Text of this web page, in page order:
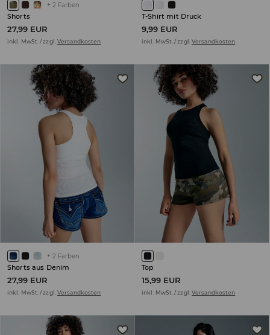
+ 2 Farben
Shorts
27,99 EUR
inkl. MwSt. / zzgl. Versandkosten
T-Shirt mit Druck
9,99 EUR
inkl. MwSt. / zzgl. Versandkosten
+ 2 Farben
Shorts aus Denim
27,99 EUR
inkl. MwSt. / zzgl.Versandkosten
Top
15,99 EUR
inkl. MwSt. / zzgl.Versandkosten